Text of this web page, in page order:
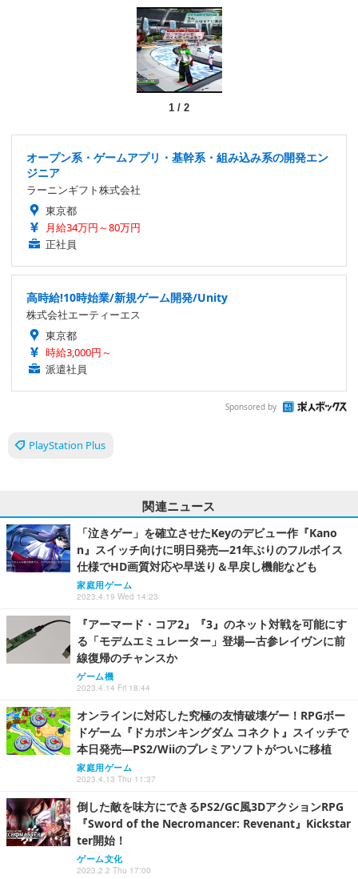
1/ 2
オープン系・ゲームアプリ・基幹系・組み込み系の開発エン
ジニア
ラーニンギフト株式会社
東京都
月給34万円～80万円
正社員
高時給!10時始業/新規ゲーム開発/Unity
株式会社エーティーエス
東京都
時給3,000円～
派遣社員
Sponsored by
PlayStation Plus
関連ニュース
「泣きゲー」を確立させたKeyのデビュー作『Kano
n』スイッチ向けに明日発売―21年ぶりのフルボイス
仕様でHD画質対応や早送り＆早戻し機能なども
家庭用ゲーム
2023.4.19 Wed 14:23
『アーマード・コア2』『3』のネット対戦を可能にす
る「モデムエミュレーター」登場―古参レイヴンに前
線復帰のチャンスか
ゲーム機
2023.4.14 Fri 18:44
オンラインに対応した究極の友情破壊ゲー！RPGボー
ドゲーム『ドカポンキングダム コネクト』スイッチで
本日発売―PS2/Wiiのプレミアソフトがついに移植
家庭用ゲーム
2023.4.13 Thu 11:37
倒した敵を味方にできるPS2/GC風3DアクションRPG
『Sword of the Necromancer: Revenant』Kickstar
ter開始！
ゲーム文化
2023.2.2 Thu 17:00